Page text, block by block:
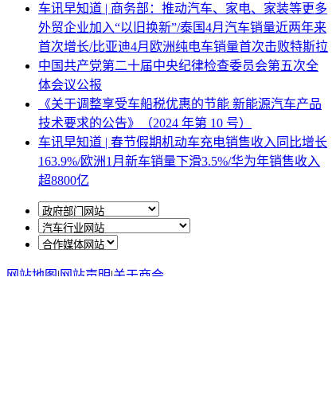
车讯早知道 | 商务部：推动汽车、家电、家装等更多
外贸企业加入“以旧换新”/泰国4月汽车销量近两年来
首次增长/比亚迪4月欧洲纯电车销量首次击败特斯拉
中国共产党第二十届中央纪律检查委员会第五次全
体会议公报
《关于调整享受车船税优惠的节能 新能源汽车产品
技术要求的公告》（2024 年第 10 号）
车讯早知道 | 春节假期机动车充电销售收入同比增长
163.9%/欧洲1月新车销量下滑3.5%/华为年销售收入
超8800亿
网站地图|网站声明|关于商会